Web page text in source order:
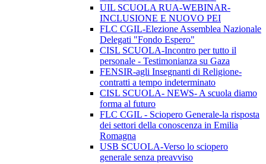
UIL SCUOLA RUA-WEBINAR-
INCLUSIONE E NUOVO PEI
FLC CGIL-Elezione Assemblea Nazionale
Delegati "Fondo Espero"
CISL SCUOLA-Incontro per tutto il
personale - Testimonianza su Gaza
FENSIR-agli Insegnanti di Religione-
contratti a tempo indeterminato
CISL SCUOLA- NEWS- A scuola diamo
forma al futuro
FLC CGIL - Sciopero Generale-la risposta
dei settori della conoscenza in Emilia
Romagna
USB SCUOLA-Verso lo sciopero
generale senza preavviso